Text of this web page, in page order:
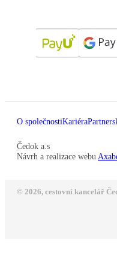
O společnostiKariéra
Čedok a.s
Návrh a realizace webu
© 2026, cestovní kancelář